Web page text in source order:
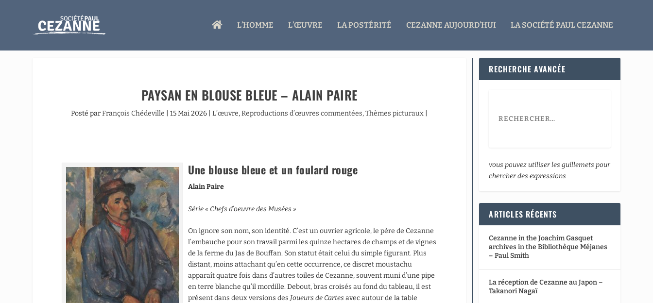
A
L’HOMME L’ŒUVRE LA POSTÉRITÉ CEZANNE AUJOURD’HUI LA SOCIÉTÉ PAUL CEZANNE
PAYSAN EN BLOUSE BLEUE – ALAIN PAIRE
Posté parFrançois Chédeville |15 Mai 2026 |L’œuvre,Reproductions d’œuvres commentées,Thèmes picturaux
Une blouse bleue et un foulard rouge
Alain Paire
Série « Chefs d’oeuvre des Musées »
On ignore son nom, son identité. C’est un ouvrier agricole, le père de Cezanne
l’embauche pour son travail parmi les quinze hectares de champs et de vignes
de la ferme du Jas de Bouffan. Son statut était celui du simple figurant. Plus
distant, moins attachant qu’en cette occurrence, ce discret moustachu
apparaît quatre fois dans d’autres toiles de Cezanne, souvent muni d’une pipe
en terre blanche qu’il mordille. Debout, bras croisés au fond du tableau, il est
présent dans deux versions des Joueurs de Cartesavec autour de la table
RECHERCHE AVANCÉE
vous pouvez utiliser les guillemets pour
chercher des expressions
ARTICLES RÉCENTS
Cezanne in the Joachim Gasquet
archives in the Bibliothèque Méjanes
– Paul Smith
La réception de Cezanne au Japon –
Takanori Nagaï